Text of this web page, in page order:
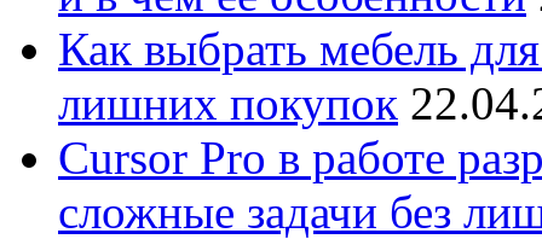
Как выбрать мебель
лишних покупок
Cursor Pro в работе
сложные задачи без